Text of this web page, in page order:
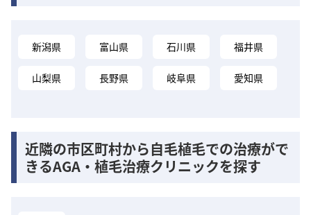
新潟県 富山県 石川県 福井県
山梨県 長野県 岐阜県 愛知県
近隣の市区町村から自毛植毛での治療がで
きるAGA・植毛治療クリニックを探す